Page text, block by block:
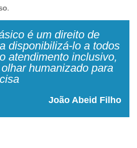
.
é um direito de
disponibilizá-lo a todos
atendimento inclusivo,
humanizado para
João Abeid Filho